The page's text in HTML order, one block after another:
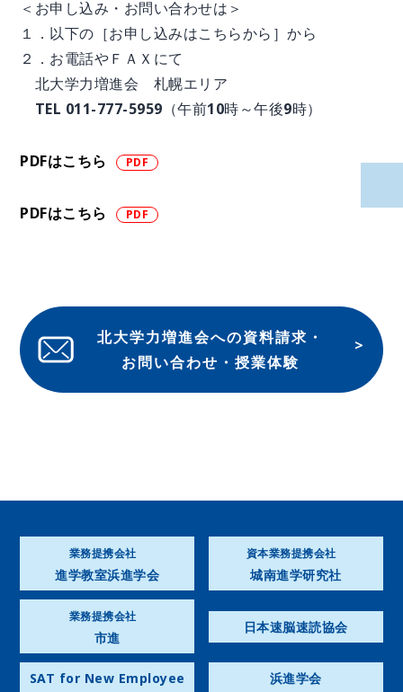
＜お申し込み・お問い合わせは＞
１．以下の［お申し込みはこちらから］から
２．お電話やＦＡＸにて
北大学力増進会 札幌エリア
TEL 011-777-5959（午前10時～午後9時）
PDFはこちら
PDFはこちら
北大学力増進会への資料請求・
お問い合わせ・授業体験
業務提携会社
進学教室浜進学会
資本業務提携会社
城南進学研究社
業務提携会社
市進
日本速脳速読協会
SAT for New Employee 浜進学会